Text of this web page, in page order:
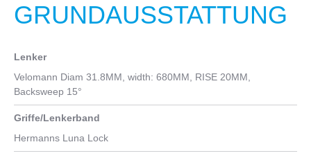
Nabe hinten
Kurbelgarnitur
FSA ALLOY CRANK, CRANK LENGTH: 170MM, ISIS BB AXLE,
Kassette
GRUNDAUSSTATTUNG
Lenker
Velomann Diam 31.8MM, width: 680MM, RISE 20MM,
Backsweep 15°
Griffe/Lenkerband
Hermanns Luna Lock